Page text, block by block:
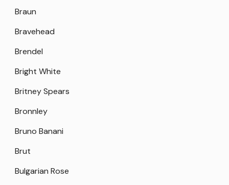
Braun
Bravehead
Brendel
Bright White
Britney Spears
Bronnley
Bruno Banani
Brut
Bulgarian Rose